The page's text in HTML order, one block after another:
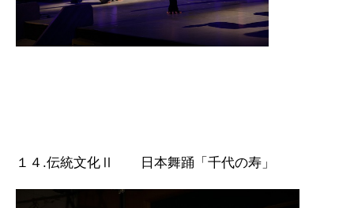
１４.伝統文化Ⅱ 日本舞踊「千代の寿」